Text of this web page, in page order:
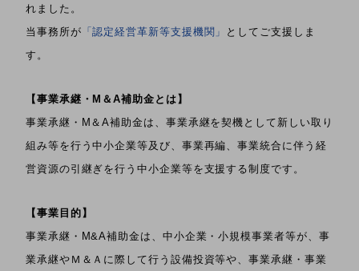
れました。
当事務所が 「認定経営革新等支援機関」
としてご支援しま
す。
【事業承継・M＆A補助金とは】
事業承継・M＆A補助金は、事業承継を契機として新しい取り
組み等を行う中小企業等及び、事業再編、事業統合に伴う経
営資源の引継ぎを行う中小企業等を支援する制度です。
【事業目的】
事業承継・M&A補助金は、中小企業・小規模事業者等が、事
業承継やＭ＆Ａに際して行う設備投資等や、事業承継・事業